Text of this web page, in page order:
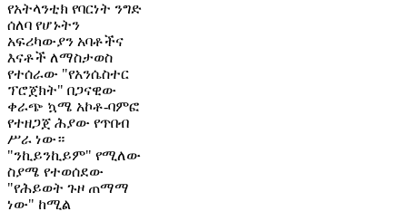
የአትላንቲክ የባርነት ንግድ
ሰለባ የሆኑትን
አፍሪካውያን አባቶችና
እናቶች ለማስታወስ
የተሰራው "የአንሴስተር
ፕሮጀክት" በጋናዊው
ቀራጭ ኳሜ አኮቶ-ባምፎ
የተዘጋጀ ሕያው የጥበብ
ሥራ ነው።
"ንኪይንኪይም" የሚለው
ስያሜ የተወሰደው
"የሕይወት ጉዞ ጠማማ
ነው" ከሚል